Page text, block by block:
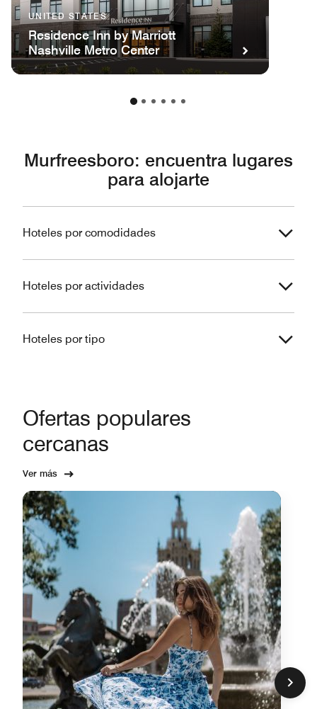
UNITED STATES
Residence Inn by Marriott
Nashville Metro Center
Murfreesboro: encuentra lugares
para alojarte
Hoteles por comodidades
Hoteles por actividades
Hoteles por tipo
Ofertas populares
cercanas
Ver más